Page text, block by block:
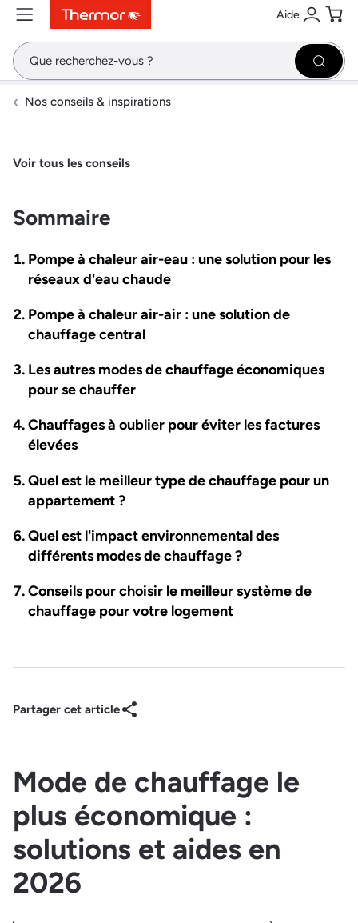
ContenuMenuRecherche Aide
Se
Nos conseils & inspirations
Voir tous les conseils
Sommaire
Pompe à chaleur air-eau : une solution pour les
réseaux d'eau chaude
Pompe à chaleur air-air : une solution de
chauffage central
Les autres modes de chauffage économiques
pour se chauffer
Chauffages à oublier pour éviter les factures
élevées
Quel est le meilleur type de chauffage pour un
appartement ?
Quel est l'impact environnemental des
différents modes de chauffage ?
Conseils pour choisir le meilleur système de
chauffage pour votre logement
Partager cet article
Mode de chauffage le
plus économique :
solutions et aides en
2026